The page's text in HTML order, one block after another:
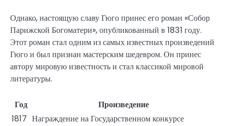
Однако, настоящую славу Гюго принес его роман «Собор
Парижской Богоматери», опубликованный в 1831 году.
Этот роман стал одним из самых известных произведений
Гюго и был признан мастерским шедевром. Он принес
автору мировую известность и стал классикой мировой
литературы.
Год
Произведение
1817 Награждение на Государственном конкурсе